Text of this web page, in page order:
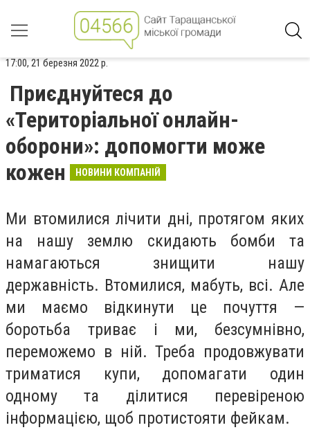
17:00, 21 березня 2022 р.
Приєднуйтеся до
«Територіальної онлайн-
оборони»: допомогти може
кожен
НОВИНИ КОМПАНІЙ
Ми втомилися лічити дні, протягом яких
на нашу землю скидають бомби та
намагаються знищити нашу
державність. Втомилися, мабуть, всі. Але
ми маємо відкинути це почуття —
боротьба триває і ми, безсумнівно,
переможемо в ній. Треба продовжувати
триматися купи, допомагати один
одному та ділитися перевіреною
інформацією, щоб протистояти фейкам.